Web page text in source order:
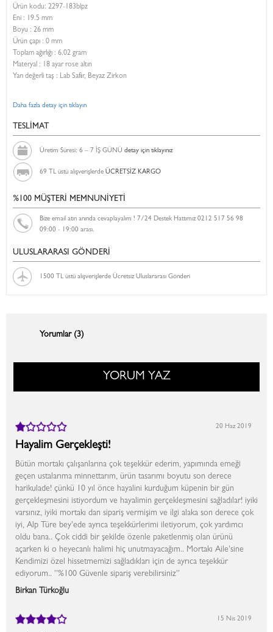
Ürün kodu: 2297-183blpz
Eni : 19.5 mm
Boyu : 26 mm
Ürün çapı : 0 mm
Toplam ağırlığı : 6.02 gram
Materyal : 18 ayar rose altın
Yarı değerli taş : Lab Safir, Beyaz Zirkon
Daha fazla detay için tıklayın
TESLİMAT
Üretim Süresi: 6 – 7 İŞ GÜNÜ detay için tıklayınız
69 TL üstü alışverişlerde ÜCRETSİZ KARGO
%100 MÜŞTERİ MEMNUNİYETİ
Bize email atın anında cevaplayalım ! 7/24 Destek Hattımız 0212 517 56 98
09:00 - 19:00 arası.
ULUSLARARASI GÖNDERİ
1500 TL üstü alışverişlerde Ücretsiz Uluslararası Gönderi
Yorumlar (3)
YORUM YAZ
Hayalim Gerçekleşti!
Bütün mortakı çalışanlarına çok teşekkür ederim, yapımında emeği
geçen ustalarıma minnettarım, ürün tasarımı boyutu son derece
harikulade! çünkü 10 yıl önce hayalini kurduğum küpenin bir gün
gerçekleşmesini istiyordum ve hayalimin gerçekleşmesini sağladılar! iyiki
varsınız, iyiki mortakı dan sipariş vermişim ve ilgi alaka son derece çok
iyi, Alp Türe bey'ede ayrıca teşekkürlerimi iletiyorum, çok yardımcı
oldu bana.. Çok ciddi bir şekilde özenle paketlenmiş olan ürünü
açarken ki o heyecanlı halimi hiç unutmayacağım.. Mortakı Aile'sine
Kendimizi özel hissetmemizi sağladıkları için de ayrıca teşekkür
ediyorum.. ''%100 Güvenle sipariş verebilirsiniz''
Birkan Türkoğlu
20 Haz 2019
15 Nis 2019